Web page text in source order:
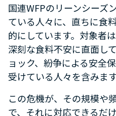
国連WFPのリーンシーズ
ている人々に、直ちに食
的にしています。対象者
深刻な食料不安に直面し
ョック、紛争による安全
受けている人々を含みます
この危機が、その規模や
で、それに対応できるだ